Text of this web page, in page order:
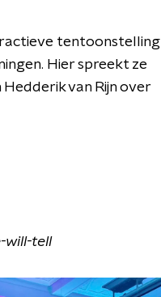
tentoonstelling
Hier spreekt ze
van Rijn over
will-tell